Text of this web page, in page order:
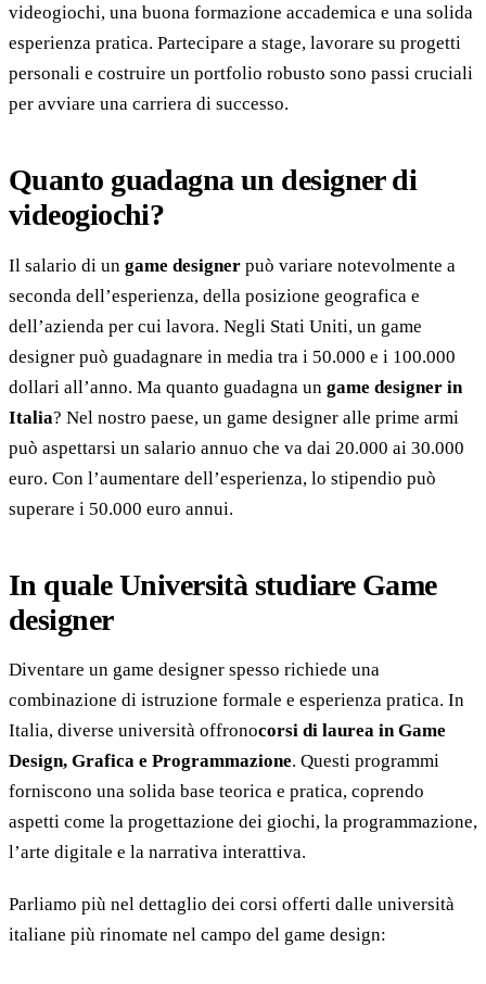
videogiochi, una buona formazione accademica e una solida
esperienza pratica. Partecipare a stage, lavorare su progetti
personali e costruire un portfolio robusto sono passi cruciali
per avviare una carriera di successo.
Quanto guadagna un designer di
videogiochi?
Il salario di un game designer può variare notevolmente a
seconda dell’esperienza, della posizione geografica e
dell’azienda per cui lavora. Negli Stati Uniti, un game
designer può guadagnare in media tra i 50.000 e i 100.000
dollari all’anno. Ma quanto guadagna un game designer in
Italia? Nel nostro paese, un game designer alle prime armi
può aspettarsi un salario annuo che va dai 20.000 ai 30.000
euro. Con l’aumentare dell’esperienza, lo stipendio può
superare i 50.000 euro annui.
In quale Università studiare Game
designer
Diventare un game designer spesso richiede una
combinazione di istruzione formale e esperienza pratica. In
Italia, diverse università offronocorsi di laurea in Game
Design, Grafica e Programmazione. Questi programmi
forniscono una solida base teorica e pratica, coprendo
aspetti come la progettazione dei giochi, la programmazione,
l’arte digitale e la narrativa interattiva.
Parliamo più nel dettaglio dei corsi offerti dalle università
italiane più rinomate nel campo del game design: